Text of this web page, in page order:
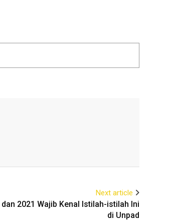
Next article
2021 Wajib Kenal Istilah-istilah Ini
di Unpad